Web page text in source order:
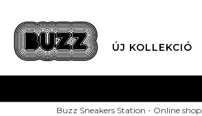
ÚJ KOLLEKCIÓ
Buzz Sneakers Station - Online shop